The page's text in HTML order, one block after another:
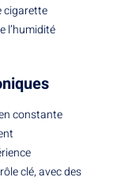
cigarette
l’humidité
constante
clé, avec des